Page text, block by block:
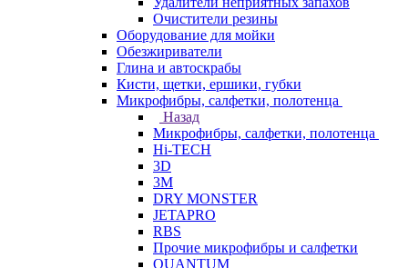
Очистители резины
Оборудование для мойки
Обезжириватели
Глина и автоскрабы
Кисти, щетки, ершики, губки
Микрофибры, салфетки, полотенца
Назад
Микрофибры, салфетки, полотенца
Hi-TECH
3D
3М
DRY MONSTER
JETAPRO
RBS
Прочие микрофибры и салфетки
QUANTUM